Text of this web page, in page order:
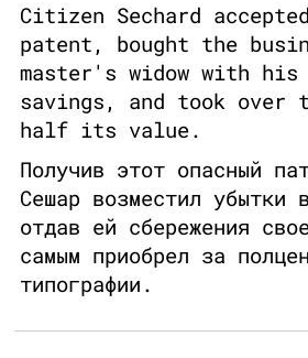
Citizen Sechard
patent, bought the
master's widow with
savings, and took over
half its value.
Получив этот опасный
Сешар возместил убытки
отдав ей сбережения
самым приобрел за
типографии.